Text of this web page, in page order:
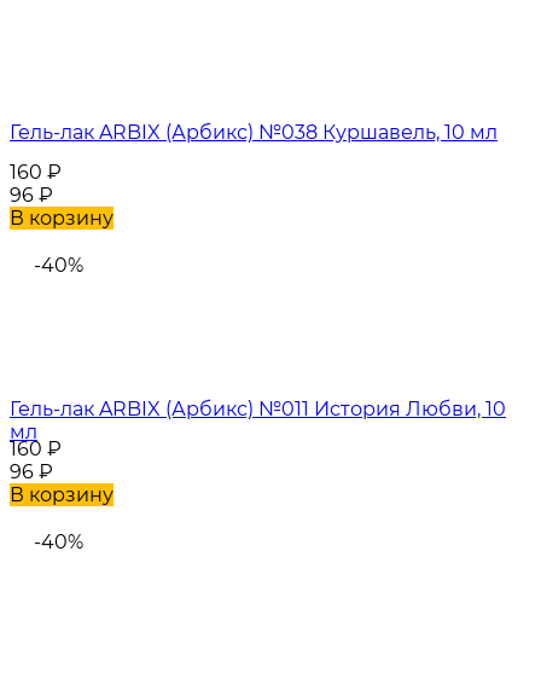
Гель-лак ARBIX (Арбикс) №038 Куршавель, 10 мл
160 ₽
96 ₽
В корзину
-40%
Гель-лак ARBIX (Арбикс) №011 История Любви, 10
мл
160 ₽
96 ₽
В корзину
-40%